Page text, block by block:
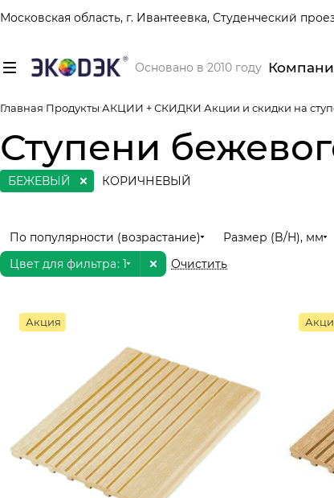
Московская область, г. Ивантеевка, Студенческий
Основано в 2010 году
Главная Продукты АКЦИИ + СКИДКИ Акции и скидки на
Ступени
КОРИЧНЕВЫЙ
БЕЖЕВЫЙ
По популярности (возрастание) Размер (B/H), мм
Цвет для фильтра: 1 Очистить
Акция